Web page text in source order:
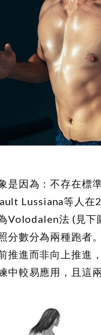
是因為：不存在標
Lussiana等人
Volodalen法 (見
分數分為兩種跑者
推進而非向上推進
中較易應用，且這